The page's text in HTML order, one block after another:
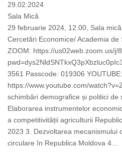
29.02.2024
Sala Mică
29 februarie 2024, 12.00, Sala
Cercetări Economice/ Academia
ZOOM: https://us02web.zoom.us/j/
3561 Passcode: 019306 YOUTUBE:
https://www.youtube.com/
schimbări demografice și politici de
Elaborarea instrumentelor
a competitivității agriculturii
2023 3. Dezvoltarea mecanismului
circulare în Republica Moldova 4...